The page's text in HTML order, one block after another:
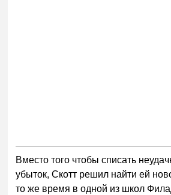
Вместо того чтобы списать
убыток, Скотт решил найти ей
то же время в одной из школ